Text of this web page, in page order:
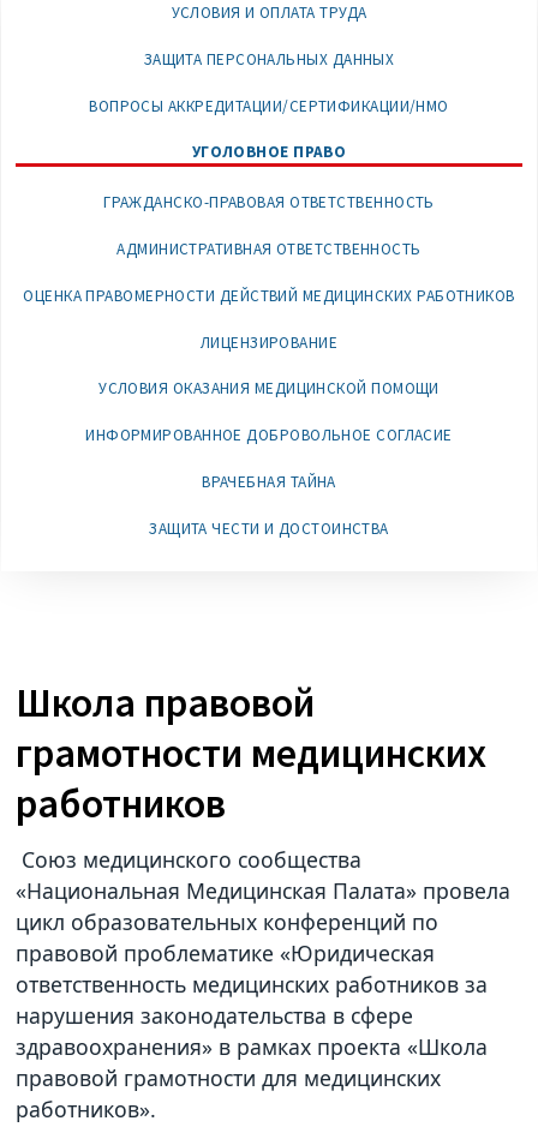
УСЛОВИЯ И ОПЛАТА ТРУДА
ЗАЩИТА ПЕРСОНАЛЬНЫХ ДАННЫХ
ВОПРОСЫ АККРЕДИТАЦИИ/СЕРТИФИКАЦИИ/НМО
УГОЛОВНОЕ ПРАВО
ГРАЖДАНСКО-ПРАВОВАЯ ОТВЕТСТВЕННОСТЬ
АДМИНИСТРАТИВНАЯ ОТВЕТСТВЕННОСТЬ
ОЦЕНКА ПРАВОМЕРНОСТИ ДЕЙСТВИЙ МЕДИЦИНСКИХ РАБОТНИКОВ
ЛИЦЕНЗИРОВАНИЕ
УСЛОВИЯ ОКАЗАНИЯ МЕДИЦИНСКОЙ ПОМОЩИ
ИНФОРМИРОВАННОЕ ДОБРОВОЛЬНОЕ СОГЛАСИЕ
ВРАЧЕБНАЯ ТАЙНА
ЗАЩИТА ЧЕСТИ И ДОСТОИНСТВА
Школа правовой
грамотности медицинских
работников
Союз медицинского сообщества
«Национальная Медицинская Палата» провела
цикл образовательных конференций по
правовой проблематике «Юридическая
ответственность медицинских работников за
нарушения законодательства в сфере
здравоохранения» в рамках проекта «Школа
правовой грамотности для медицинских
работников».